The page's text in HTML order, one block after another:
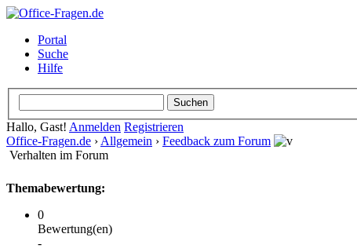
Portal
Suche
Hilfe
Hallo, Gast! Anmelden Registrieren
Office-Fragen.de › Allgemein › Feedback zum Forum
Verhalten im Forum
Themabewertung:
0
Bewertung(en)
-